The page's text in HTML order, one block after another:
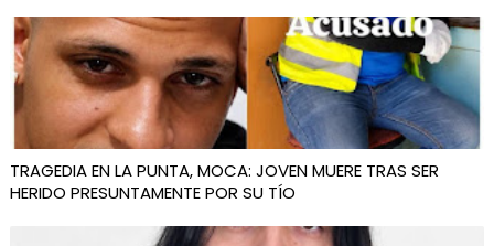
TRAGEDIA EN LA PUNTA, MOCA: JOVEN MUERE TRAS SER
HERIDO PRESUNTAMENTE POR SU TÍO